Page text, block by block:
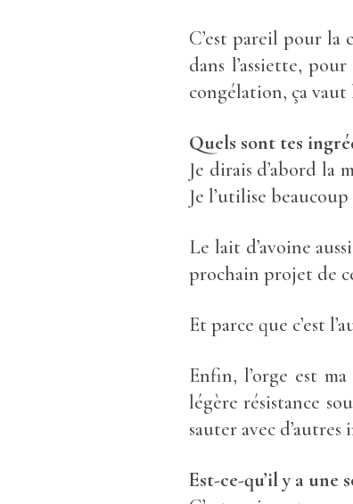
C’est pareil pour la
dans l’assiette,
congélation, ça vaut
Quels sont tes
Je dirais d’abord la
Je l’utilise
Le lait d’avoine
prochain projet de
Et parce que c’est
Enfin, l’orge est
légère résistance
sauter avec
Est-ce-qu’il y a une